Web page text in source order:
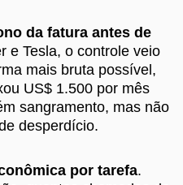
da fatura antes de
e Tesla, o controle veio
mais bruta possível,
US$ 1.500 por mês
sangramento, mas não
desperdício.
por tarefa.